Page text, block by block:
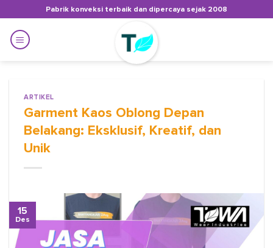
to
content
Pabrik konveksi terbaik dan dipercaya sejak 2008
ARTIKEL
Garment Kaos Oblong Depan
Belakang: Eksklusif, Kreatif, dan
Unik
15
Des